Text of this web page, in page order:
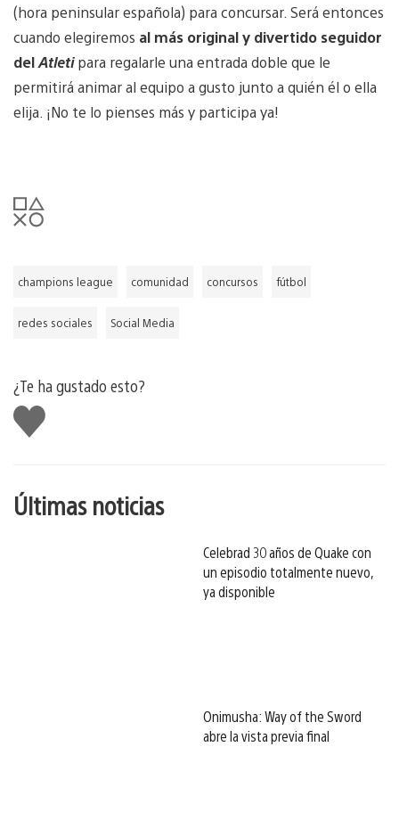
(hora peninsular española) para concursar. Será entonces
cuando elegiremos al más original y divertido seguidor
delAtletipara regalarle una entrada doble que le
permitirá animar al equipo a gusto junto a quién él o ella
elija. ¡No te lo pienses más y participa ya!
champions league comunidad concursos fútbol
redes sociales Social Media
¿Te ha gustado esto?
Me
gusta
Últimas noticias
Celebrad 30 años de Quake con
un episodio totalmente nuevo,
ya disponible
Onimusha: Way of the Sword
abre la vista previa final